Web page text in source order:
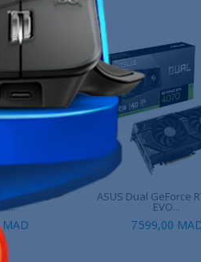
RTX 3050
MAD
ASUS Dual GeForce
EVO...
7 599,00